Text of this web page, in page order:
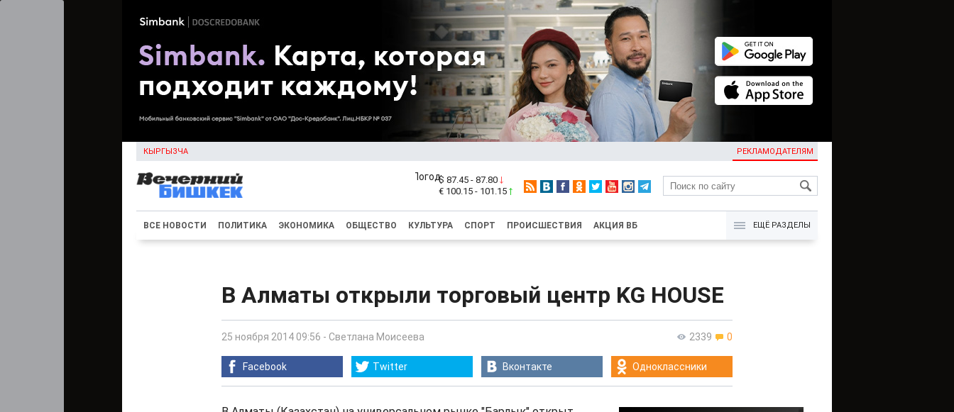
КЫРГЫЗЧА РЕКЛАМОДАТЕЛЯМ
KG
$ 87.45 - 87.80
€ 100.15 - 101.15
ВСЕ НОВОСТИ ПОЛИТИКА ЭКОНОМИКА ОБЩЕСТВО КУЛЬТУРА СПОРТ ПРОИСШЕСТВИЯ АКЦИЯ ВБ ЕЩЁ РАЗДЕЛЫ
В Алматы открыли торговый центр KG HOUSE
2339 0
25 ноября 2014 09:56 - Светлана Моисеева
Facebook Twitter Вконтакте Одноклассники